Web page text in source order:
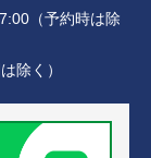
（予約時は除
除く）